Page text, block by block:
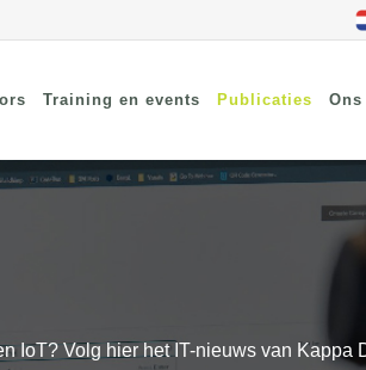
Security
Training en events Publicaties
IoT? Volg hier het IT-nieuws van Kappa